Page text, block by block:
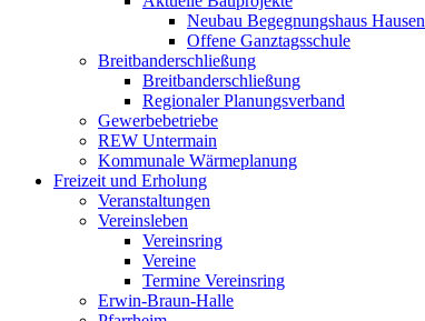
Neubau Begegnungshaus Hausen
Offene Ganztagsschule
Breitbanderschließung
Breitbanderschließung
Regionaler Planungsverband
Gewerbebetriebe
REW Untermain
Kommunale Wärmeplanung
Freizeit und Erholung
Veranstaltungen
Vereinsleben
Vereinsring
Vereine
Termine Vereinsring
Erwin-Braun-Halle